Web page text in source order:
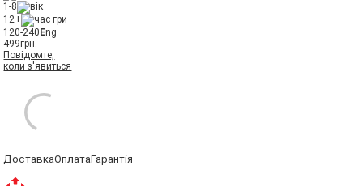
1-8
12+
120-240 Eng
499грн.
Повідомте,
коли з'явиться
ДоставкаОплатаГарантія